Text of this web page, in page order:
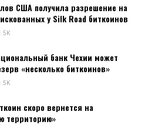
США получила разрешение на
у Silk Road биткоинов
банк Чехии может
«несколько биткоинов»
скоро вернется на
территорию»